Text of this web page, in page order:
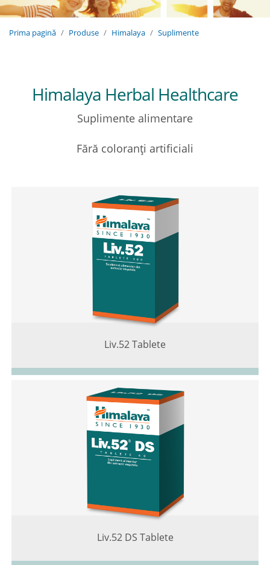
Prima pagină Produse Himalaya Suplimente
Himalaya Herbal Healthcare
Suplimente alimentare
Fără coloranți artificiali
Liv.52 Tablete
Liv.52 DS Tablete